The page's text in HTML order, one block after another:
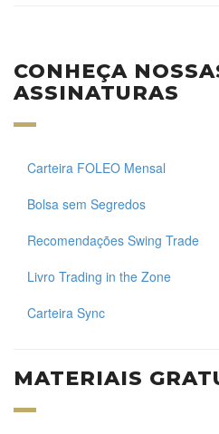
CONHEÇA
ASSINATURAS
Carteira FOLEO Mensal
Bolsa sem Segredos
Recomendações Swing Trade
Livro Trading in the Zone
Carteira Sync
MATERIAIS